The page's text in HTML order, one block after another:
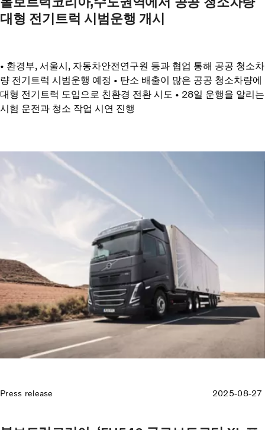
대형 전기트럭 시범운행 개시
• 환경부, 서울시, 자동차안전연구원 등과 협업 통해 공공 청소차
량 전기트럭 시범운행 예정 • 탄소 배출이 많은 공공 청소차량에
대형 전기트럭 도입으로 친환경 전환 시도 • 28일 운행을 알리는
시험 운전과 청소 작업 시연 진행
Press release 2025-08-27